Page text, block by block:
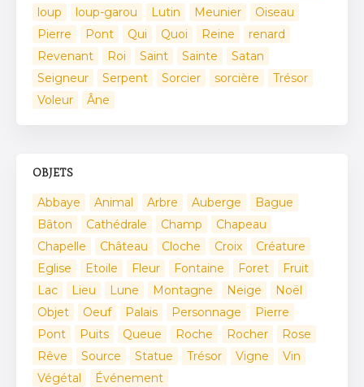
loup
loup-garou Lutin Meunier
Oiseau
Pierre
Pont Qui Quoi Reine
renard
Revenant
Roi Saint Sainte
Satan
Seigneur
Serpent Sorcier sorcière
Trésor
Voleur
Âne
OBJETS
Abbaye Animal Arbre Auberge
Bague
Bâton
Cathédrale Champ
Chapeau
Chapelle
Château Cloche Croix
Créature
Eglise
Etoile Fleur Fontaine Foret
Fruit
Lac
Lieu Lune Montagne Neige
Noël
Objet
Oeuf Palais Personnage
Pierre
Pont
Puits Queue Roche Rocher
Rose
Rêve
Source Statue Trésor Vigne
Vin
Végétal
Événement